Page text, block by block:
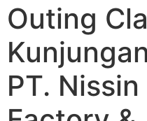
Outing
PT.